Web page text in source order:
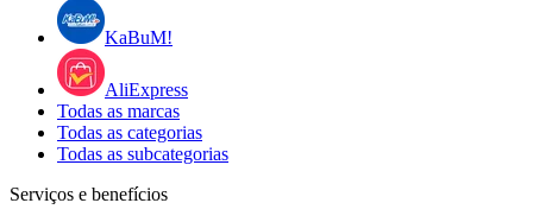
KaBuM!
AliExpress
Todas as marcas
Todas as categorias
Todas as subcategorias
Serviços e benefícios